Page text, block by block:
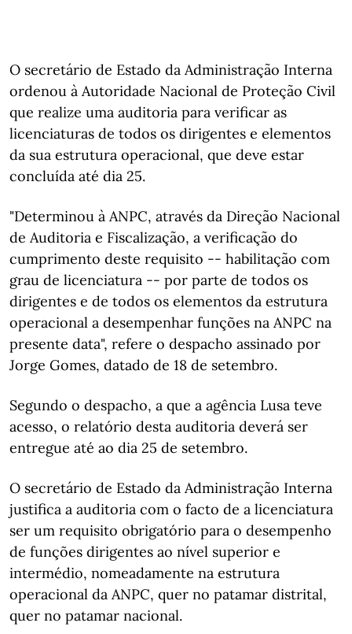
O secretário de Estado da Administração Interna
ordenou à Autoridade Nacional de Proteção Civil
que realize uma auditoria para verificar as
licenciaturas de todos os dirigentes e elementos
da sua estrutura operacional, que deve estar
concluída até dia 25.
"Determinou à ANPC, através da Direção Nacional
de Auditoria e Fiscalização, a verificação do
cumprimento deste requisito -- habilitação com
grau de licenciatura -- por parte de todos os
dirigentes e de todos os elementos da estrutura
operacional a desempenhar funções na ANPC na
presente data", refere o despacho assinado por
Jorge Gomes, datado de 18 de setembro.
Segundo o despacho, a que a agência Lusa teve
acesso, o relatório desta auditoria deverá ser
entregue até ao dia 25 de setembro.
O secretário de Estado da Administração Interna
justifica a auditoria com o facto de a licenciatura
ser um requisito obrigatório para o desempenho
de funções dirigentes ao nível superior e
intermédio, nomeadamente na estrutura
operacional da ANPC, quer no patamar distrital,
quer no patamar nacional.